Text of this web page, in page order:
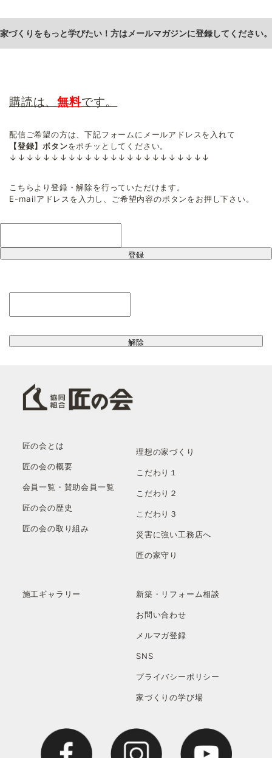
家づくりをもっと学びたい！方はメールマガジンに登録してください。
購読は、無料です。
配信ご希望の方は、下記フォームにメールアドレスを入れて
【登録】ボタンをポチッとしてください。
↓↓↓↓↓↓↓↓↓↓↓↓↓↓↓↓↓↓↓↓↓↓↓↓
こちらより登録・解除を行っていただけます。
E-mailアドレスを入力し、ご希望内容のボタンをお押し下さい。
匠の会とは
匠の会の概要
会員一覧・賛助会員一覧
匠の会の歴史
匠の会の取り組み
理想の家づくり
こだわり１
こだわり２
こだわり３
災害に強い工務店へ
匠の家守り
施工ギャラリー 新築・リフォーム相談
お問い合わせ
メルマガ登録
SNS
プライバシーポリシー
家づくりの学び場